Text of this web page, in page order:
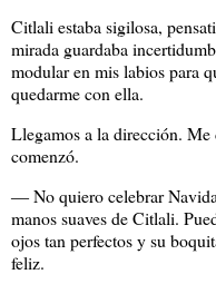
Citlali estaba sigilosa,
mirada guardaba
modular en mis labios para
quedarme con ella.
Llegamos a la dirección.
comenzó.
― No quiero celebrar
manos suaves de Citlali.
ojos tan perfectos y su
feliz.